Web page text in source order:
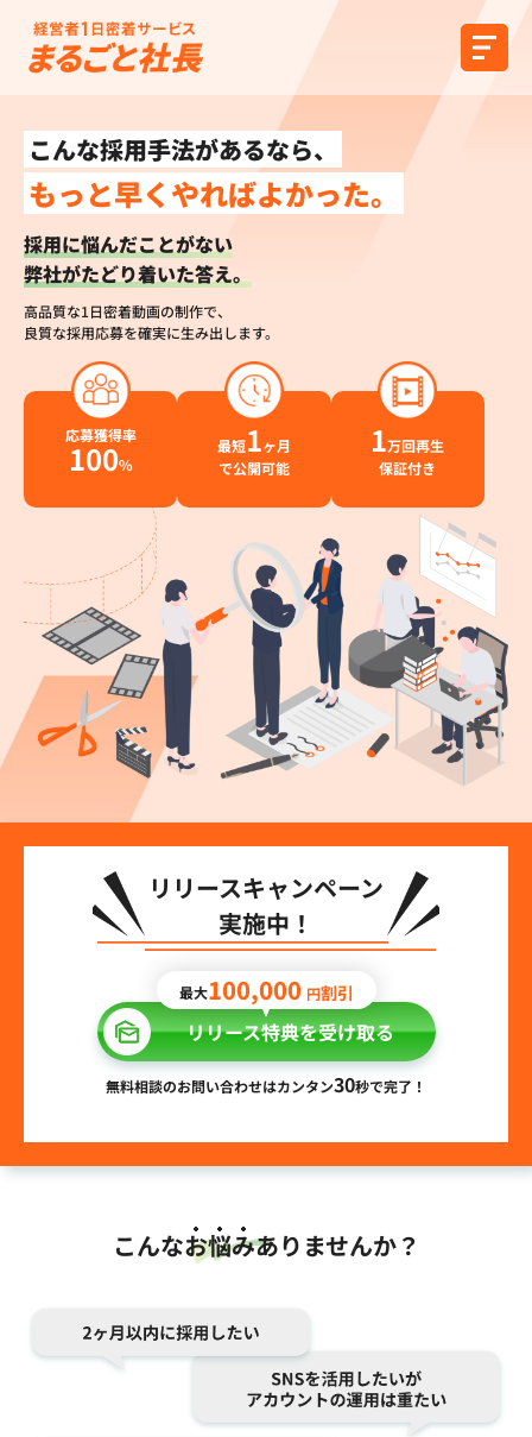
こんな採用手法があるなら、
もっと早くやればよかった。
採用に悩んだことがない
弊社がたどり着いた答え。
高品質な1日密着動画の制作で、
良質な採用応募を確実に生み出します。
応募獲得率
100%
最短1ヶ月
で公開可能
1万回再生
保証付き
リリースキャンペーン
実施中！
最大100,000 円割引
リリース特典を受け取る
無料相談のお問い合わせはカンタン30秒で完了！
こんなお悩みありませんか？